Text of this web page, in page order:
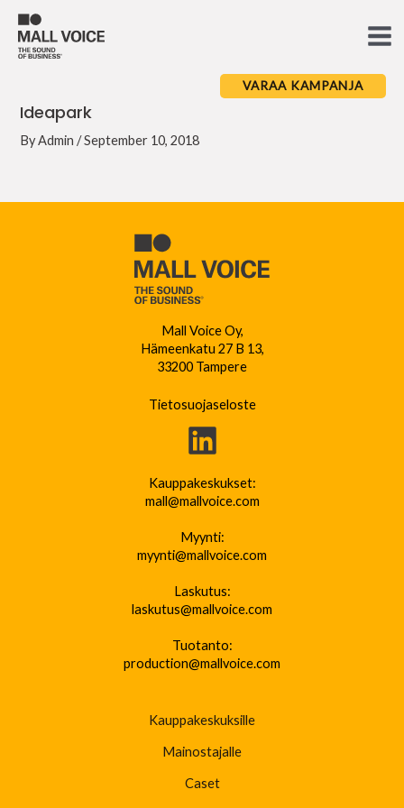
content
VARAA KAMPANJA
Ideapark
ByAdmin/September 10, 2018
Mall Voice Oy,
Hämeenkatu 27 B 13,
33200 Tampere
Tietosuojaseloste
Kauppakeskukset:
mall@mallvoice.com
Myynti:
myynti@mallvoice.com
Laskutus:
laskutus@mallvoice.com
Tuotanto:
production@mallvoice.com
Kauppakeskuksille
Mainostajalle
Caset